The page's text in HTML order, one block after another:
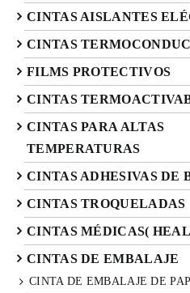
CINTAS AISLANTES
CINTAS
FILMS PROTECTIVOS
CINTAS
CINTAS PARA ALTAS
TEMPERATURAS
CINTAS ADHESIVAS DE
CINTAS TROQUELADAS
CINTAS MÉDICAS(
CINTAS DE EMBALAJE
CINTA DE EMBALAJE DE